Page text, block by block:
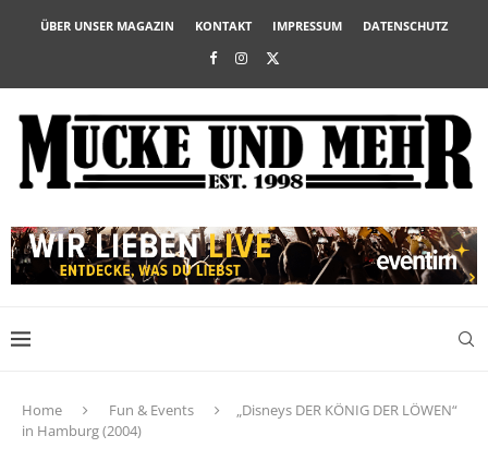
ÜBER UNSER MAGAZIN KONTAKT IMPRESSUM DATENSCHUTZ
Home Fun & Events
„Disneys DER KÖNIG DER LÖWEN“
in Hamburg (2004)